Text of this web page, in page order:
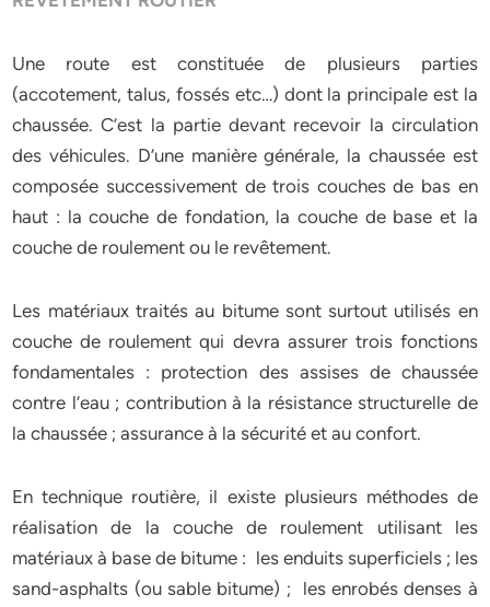
Une route est constituée de plusieurs parties
(accotement, talus, fossés etc…) dont la principale est la
chaussée. C’est la partie devant recevoir la circulation
des véhicules. D’une manière générale, la chaussée est
composée successivement de trois couches de bas en
haut : la couche de fondation, la couche de base et la
couche de roulement ou le revêtement.
Les matériaux traités au bitume sont surtout utilisés en
couche de roulement qui devra assurer trois fonctions
fondamentales : protection des assises de chaussée
contre l’eau ; contribution à la résistance structurelle de
la chaussée ; assurance à la sécurité et au confort.
En technique routière, il existe plusieurs méthodes de
réalisation de la couche de roulement utilisant les
matériaux à base de bitume : les enduits superficiels ; les
sand-asphalts (ou sable bitume) ; les enrobés denses à